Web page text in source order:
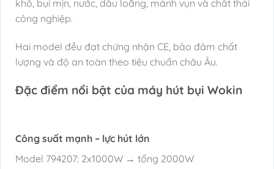
khô, bụi mịn, nước, dầu loãng, mảnh vụn và chất thải
công nghiệp.
Hai model đều đạt chứng nhận CE, bảo đảm chất
lượng và độ an toàn theo tiêu chuẩn châu Âu.
Đặc điểm nổi bật của máy hút bụi Wokin
Công suất mạnh – lực hút lớn
Model 794207: 2x1000W → tổng 2000W